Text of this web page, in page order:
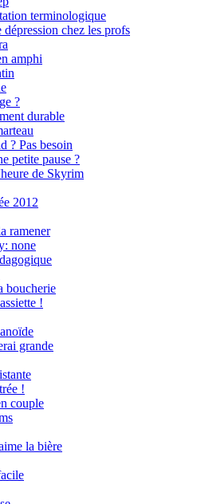
terminologique
dépression chez les profs
amphi
?
durable
? Pas besoin
petite pause ?
de Skyrim
2012
ramener
none
boucherie
!
grande
!
couple
la bière